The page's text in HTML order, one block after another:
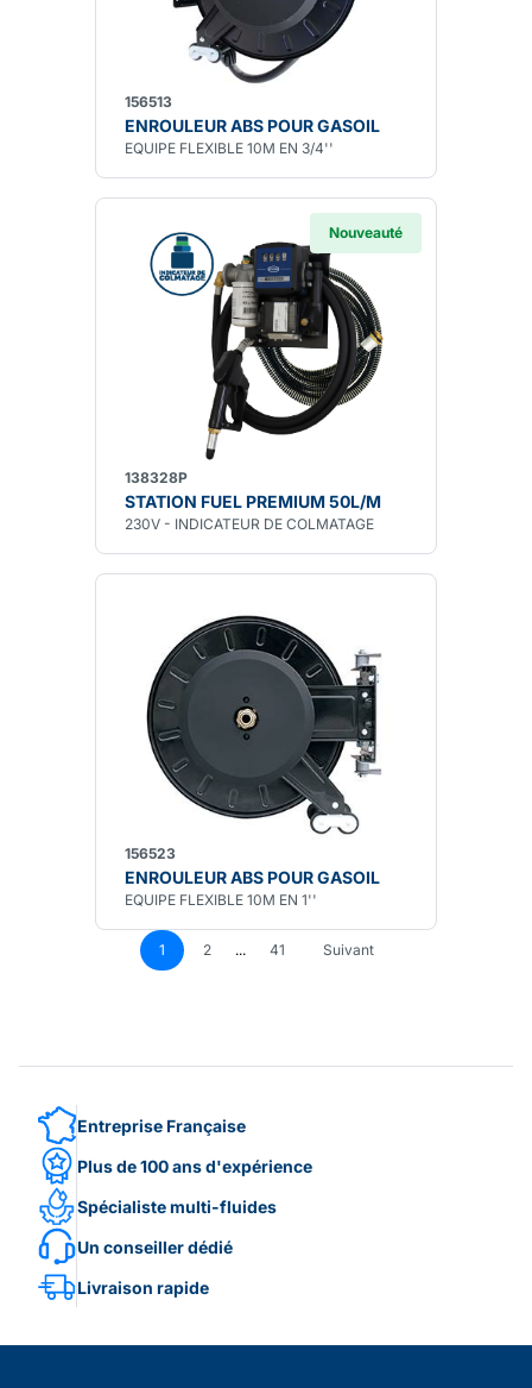
156513
ENROULEUR ABS POUR GASOIL
EQUIPE FLEXIBLE 10M EN 3/4''
Nouveauté
138328P
STATION FUEL PREMIUM 50L/M
230V - INDICATEUR DE COLMATAGE
156523
ENROULEUR ABS POUR GASOIL
EQUIPE FLEXIBLE 10M EN 1''
1 2 ... 41 Suivant
Entreprise Française
Plus de 100 ans d'expérience
Spécialiste multi-fluides
Un conseiller dédié
Livraison rapide